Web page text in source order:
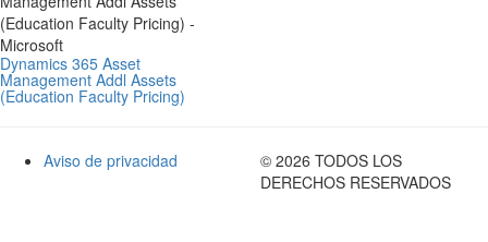
Dynamics 365 Asset
Management Addl Assets
(Education Faculty Pricing)
Aviso de privacidad
© 2026 TODOS LOS
DERECHOS RESERVADOS